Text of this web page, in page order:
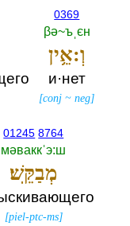
0369
βә~ъˌєн
וְ:אֵ֥ין
и·нет
[conj ~neg]
01245 8764
мәваккˈэ:ш
מְבַקֵּֽשׁ׃
[piel-ptc-ms]